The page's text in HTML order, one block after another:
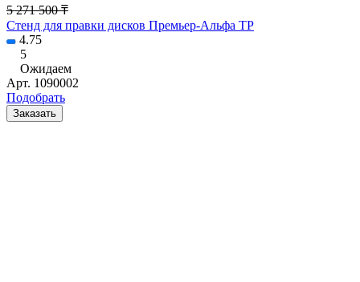
5 271 500 ₸
Стенд для правки дисков Премьер-Альфа ТР
4.75
5
Ожидаем
Арт. 1090002
Подобрать
Заказать